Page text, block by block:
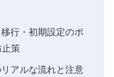
行・初期設定のポ
止策
アルな流れと注意